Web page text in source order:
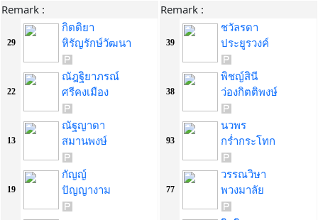
Remark :
29
กิตติยา
หิรัญรักษ์วัฒนา
22
ณัฎฐิยาภรณ์
ศรีคงเมือง
13
ณัฐญาดา
สมานพงษ์
19
กัญญ์
ปัญญางาม
Remark :
39
ชวัลรดา
ประยูรวงค์
38
พิชญ์สินี
ว่องกิตติพงษ์
93
นวพร
กร่ำกระโทก
77
วรรณวิษา
พวงมาลัย